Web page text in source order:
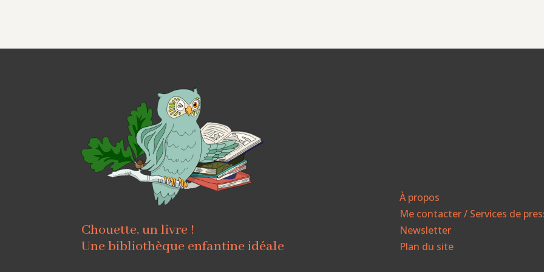
Chouette, un livre !
Une bibliothèque enfantine idéale
À propos
Me contacter / Services de
Newsletter
Plan du site